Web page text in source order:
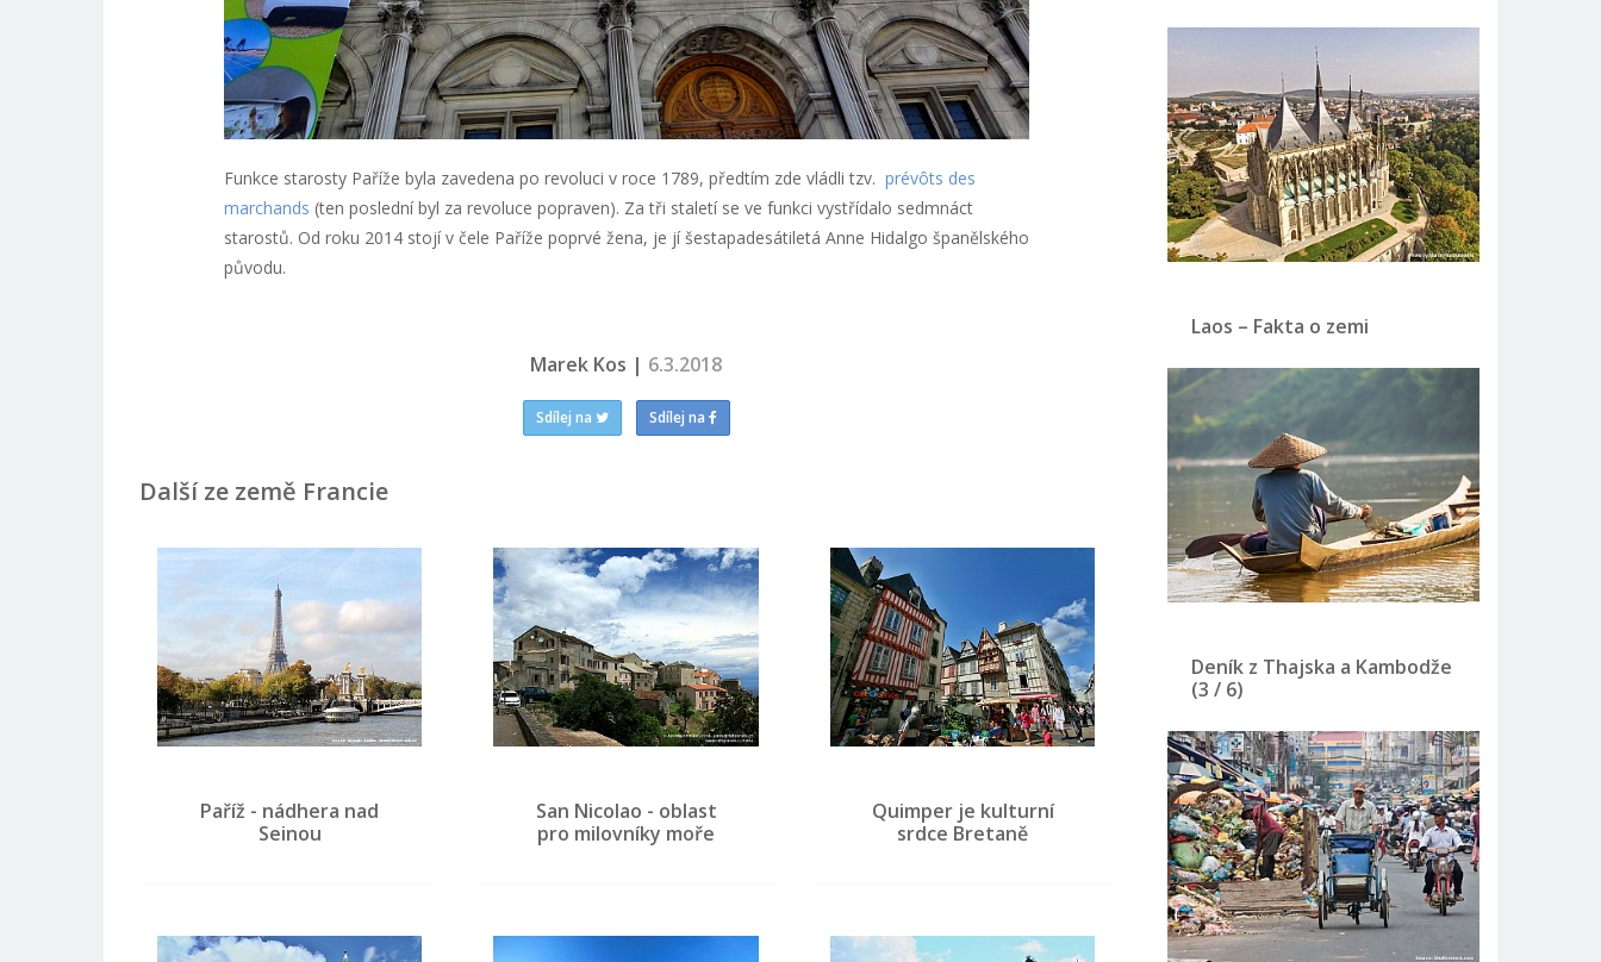
Funkce starosty Paříže byla zavedena po revoluci v roce 1789, předtím zde vládli tzv. prévôts des
marchands (ten poslední byl za revoluce popraven). Za tři staletí se ve funkci vystřídalo sedmnáct
starostů. Od roku 2014 stojí v čele Paříže poprvé žena, je jí šestapadesátiletá Anne Hidalgo španělského
původu.
Marek Kos | 6.3.2018
Sdílej na Sdílej na
Další ze země Francie
Paříž - nádhera nad
Seinou
San Nicolao - oblast
pro milovníky moře
Quimper je kulturní
srdce Bretaně
Laos – Fakta o zemi
Deník z Thajska a Kambodže
(3 / 6)